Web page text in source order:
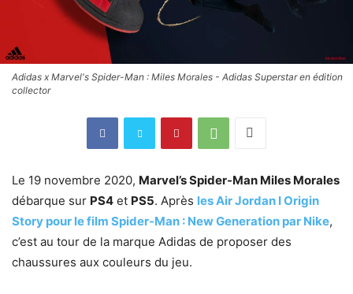
Adidas x Marvel's Spider-Man : Miles Morales - Adidas Superstar en édition
collector
Le 19 novembre 2020, Marvel’s Spider-Man Miles Morales
débarque sur PS4 et PS5. Après les Air Jordan I Origin
Story pour le film Spider-Man : New Generation par Nike,
c’est au tour de la marque Adidas de proposer des
chaussures aux couleurs du jeu.